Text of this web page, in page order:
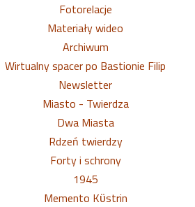
Fotorelacje
Materiały wideo
Archiwum
Wirtualny spacer po Bastionie Filip
Newsletter
Miasto - Twierdza
Dwa Miasta
Rdzeń twierdzy
Forty i schrony
1945
Memento Kϋstrin